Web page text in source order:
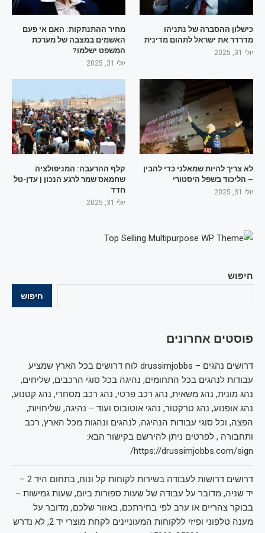
חיפוש
חיפוש
פוסטים אחרונים
דרושים נהגים – drussimjobbs לוח דרושים בכל הארץ שמציע
עבודות לנהגים בכל התחומים, נהיגה בכל סוגי הרכבים, שליחים,
נהג מונית, נהג משאית, נהג רכב פרטי, נהג רכב מסחרי, נהג קטנוע,
נהג אופנוע, נהג טרקטור, נהגי אוטובוס ועוד – נהיגה, שליחויות,
הפצה, וכל סוגי עבודות הנהיגה, לנהגים ונהגות מכל הארץ, רכב
ותחבורה , לפרטים ניתן להירשם בקישור הבא:
https://drussimjobbs.com/sign/
דרושים דרושות לעבודה בשירות לקוחות קל ונוח, בתחום היד 2 –
יד שניה, מדובר על עבודה של שעות ספורות ביום, שעות גמישות –
בבוקר צהריים או ערב לפי בחירתכם, באזור שלכם, מדובר על
מענה טלפוני ופיזי ללקוחות המעוניינים לקחת מוצרי יד 2, לא נדרש
כישלון ההסברה של נתניהו
מדרדר את ישראל לתהום מדינית
יולי 31, 2025
מחיר ההתנתקות: האם אי פעם
האשמים במצבה של מערכת
המשפט ישלמו?
יולי 31, 2025
לא צריך להיות שמאלני כדי להבין
– הליכוד בשפל היסטורי
יולי 31, 2025
קלף ההרעבה: המניפולציה
שחמאס שמר לרגע הנכון | עדן-טל
חדד
יולי 31, 2025